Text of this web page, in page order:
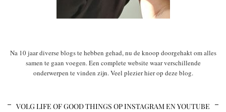
Na 10 jaar diverse blogs te hebben gehad, nu de knoop doorgehakt om alles
samen te gaan voegen. Een complete website waar verschillende
onderwerpen te vinden zijn. Veel plezier hier op deze blog.
VOLG LIFE OF GOOD THINGS OP INSTAGRAM EN YOUTUBE